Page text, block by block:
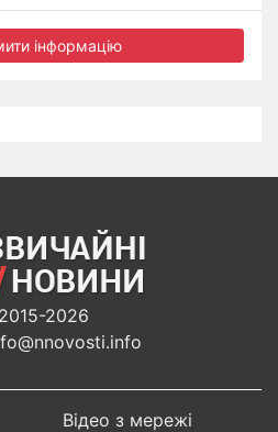
інформацію
2026
Відео з мережі